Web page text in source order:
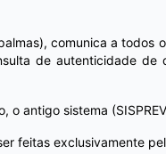
comunica a
de autenticidade
o antigo sistema
feitas exclusivamente